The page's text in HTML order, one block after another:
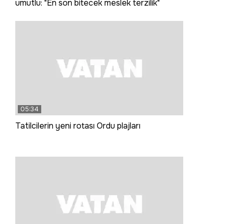
umutlu: "En son bitecek meslek terzilik"
05:34
Tatilcilerin yeni rotası Ordu plajları